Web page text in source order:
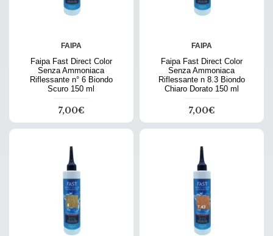
FAIPA
Faipa Fast Direct Color
Senza Ammoniaca
Riflessante n° 6 Biondo
Scuro 150 ml
7,00€
FAIPA
Faipa Fast Direct Color
Senza Ammoniaca
Riflessante n 8.3 Biondo
Chiaro Dorato 150 ml
7,00€